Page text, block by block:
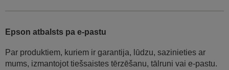
Epson atbalsts pa e-pastu
Par produktiem, kuriem ir garantija, lūdzu, sazinieties ar
mums, izmantojot tiešsaistes tērzēšanu, tālruni vai e-pastu.